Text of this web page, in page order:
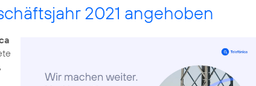
2021 angehoben